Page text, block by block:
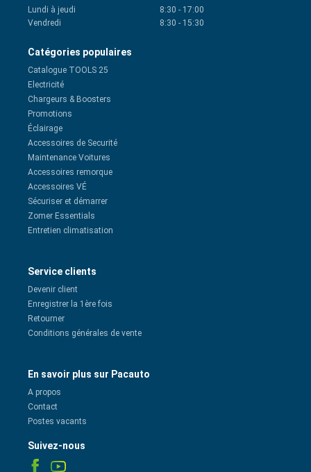
Lundi à jeudi 8:30 - 17:00
Vendredi
8:30 - 15:30
Catégories populaires
Catalogue TOOLS 25
Electricité
Chargeurs & Boosters
Promotions
Éclairage
Accessoires de Securité
Maintenance Voitures
Accessoires remorque
Accessoires VÉ
Sécuriser et démarrer
Zomer Essentials
Entretien climatisation
Service clients
Devenir client
Enregistrer la 1ère fois
Retourner
Conditions générales de vente
En savoir plus sur Pacauto
A propos
Contact
Postes vacants
Suivez-nous